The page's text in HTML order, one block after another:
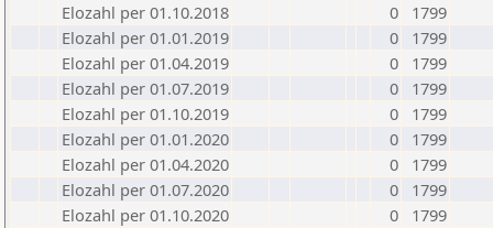
Elozahl per 01.10.2018
0
1799
Elozahl per 01.01.2019
0
1799
Elozahl per 01.04.2019
0
1799
Elozahl per 01.07.2019
0
1799
Elozahl per 01.10.2019
0
1799
Elozahl per 01.01.2020
0
1799
Elozahl per 01.04.2020
0
1799
Elozahl per 01.07.2020
0
1799
Elozahl per 01.10.2020
0
1799